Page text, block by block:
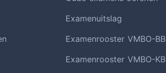
Examenuitslag
Examenrooster VMBO-BB
Examenrooster VMBO-KB